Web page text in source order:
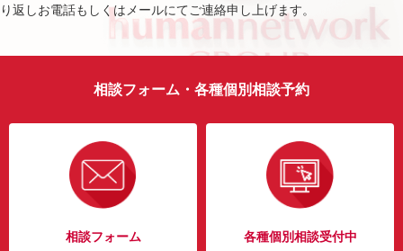
り返しお電話もしくはメールにてご連絡申し上げます。
相談フォーム・各種個別相談予約
相談フォーム 各種個別相談受付中